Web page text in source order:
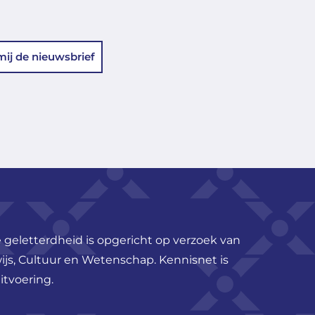
de nieuwsbrief
is opgericht op verzoek van
Cultuur en Wetenschap. Kennisnet is